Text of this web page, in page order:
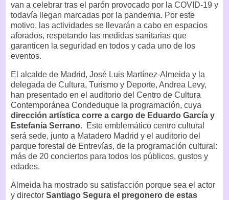
van a celebrar tras el parón provocado por la COVID-19 y
todavía llegan marcadas por la pandemia. Por este
motivo, las actividades se llevarán a cabo en espacios
aforados, respetando las medidas sanitarias que
garanticen la seguridad en todos y cada uno de los
eventos.
El alcalde de Madrid, José Luis Martínez-Almeida y la
delegada de Cultura, Turismo y Deporte, Andrea Levy,
han presentado en el auditorio del Centro de Cultura
Contemporánea Condeduque la programación, cuya
dirección artística corre a cargo de Eduardo García y
Estefanía Serrano. Este emblemático centro cultural
será sede, junto a Matadero Madrid y el auditorio del
parque forestal de Entrevías, de la programación cultural:
más de 20 conciertos para todos los públicos, gustos y
edades.
Almeida ha mostrado su satisfacción porque sea el actor
y director Santiago Segura el pregonero de estas